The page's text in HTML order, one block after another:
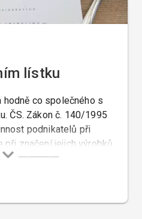
lístku
co společného s
ČS. Zákon č. 140/1995
podnikatelů při
značení jejich výrobků.
povinnost řádně